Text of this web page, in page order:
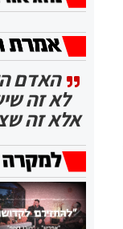
האדם
לא זה
אלא זה